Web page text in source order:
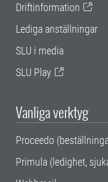
Driftinformation
Lediga anställningar
SLU i media
SLU Play
Vanliga verktyg
Proceedo
Primula (ledighet,